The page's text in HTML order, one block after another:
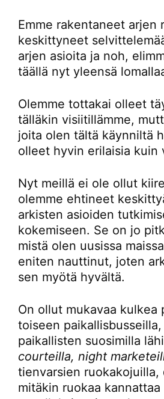
Emme rakentaneet arjen
keskittyneet
arjen asioita ja noh,
täällä nyt yleensä
Olemme tottakai olleet
tälläkin visiitillämme,
joita olen tältä käynniltä
olleet hyvin erilaisia kuin
Nyt meillä ei ole ollut
olemme ehtineet
arkisten asioiden
kokemiseen. Se on jo
mistä olen uusissa
eniten nauttinut, joten
sen myötä hyvältä.
On ollut mukavaa kulkea
toiseen paikallisbusseilla,
paikallisten suosimilla
courteilla, night
tienvarsien ruokakojuilla,
mitäkin ruokaa kannattaa